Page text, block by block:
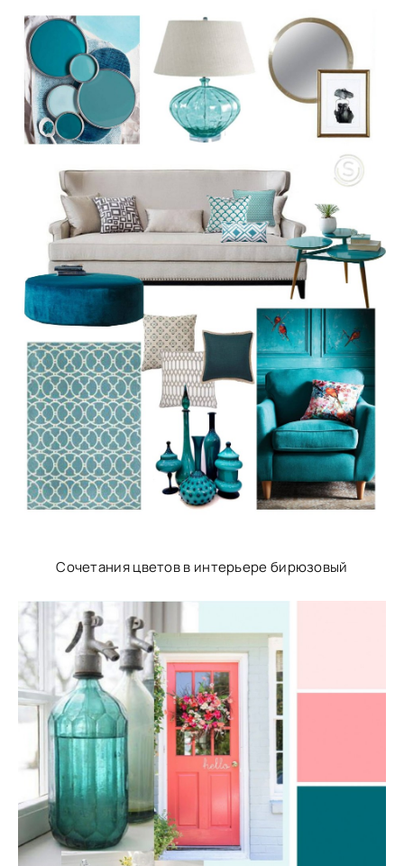
Сочетания цветов в интерьере бирюзовый